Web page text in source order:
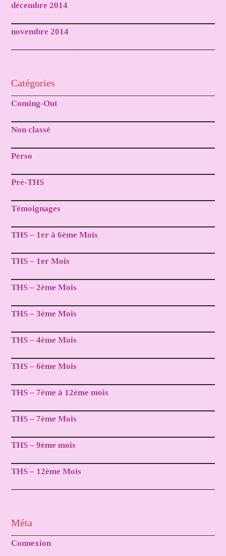
décembre 2014
novembre 2014
Catégories
Coming-Out
Non classé
Perso
Pré-THS
Témoignages
THS – 1er à 6ème Mois
THS – 1er Mois
THS – 2ème Mois
THS – 3ème Mois
THS – 4ème Mois
THS – 6ème Mois
THS – 7ème à 12ème mois
THS – 7ème Mois
THS – 9ème mois
THS – 12ème Mois
Méta
Connexion